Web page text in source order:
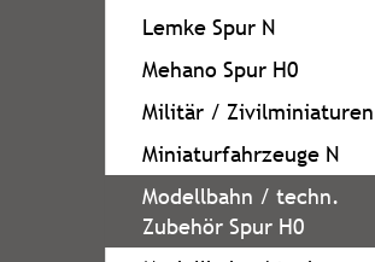
Lemke Spur N
Mehano Spur H0
Militär / Zivilminiaturen
Miniaturfahrzeuge N
Modellbahn / techn.
Zubehör Spur H0